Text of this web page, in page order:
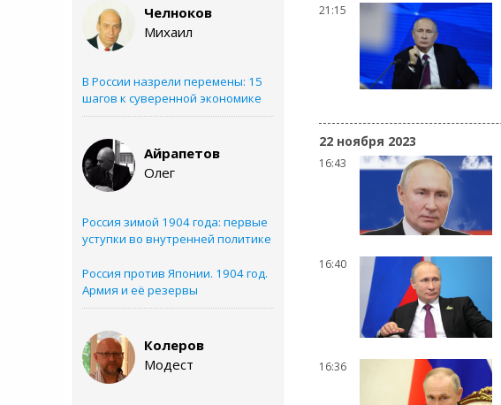
Челноков
Михаил
В России назрели перемены: 15
шагов к суверенной экономике
Айрапетов
Олег
Россия зимой 1904 года: первые
уступки во внутренней политике
Россия против Японии. 1904 год.
Армия и её резервы
Колеров
Модест
21:15
22 ноября 2023
16:43
16:40
16:36